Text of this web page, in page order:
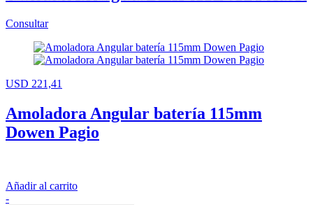
Consultar
USD 221,41
Amoladora Angular batería 115mm
Dowen Pagio
Añadir al carrito
-